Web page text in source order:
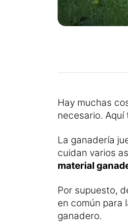
Hay muchas
necesario.
La ganadería
cuidan varios
material
Por supuesto,
en común para
ganadero.